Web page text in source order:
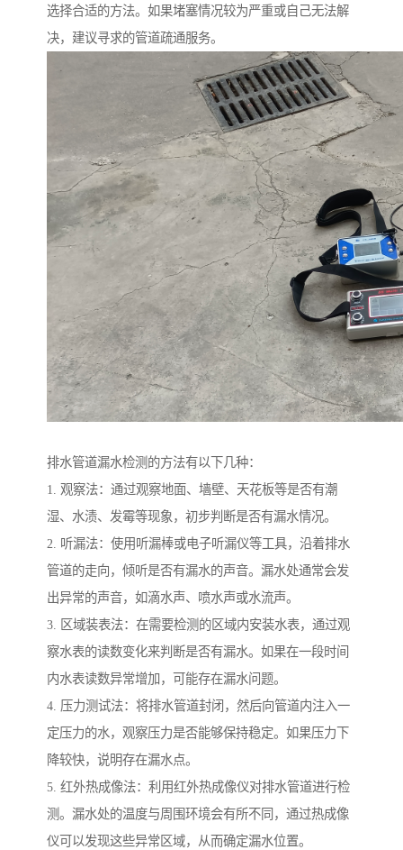
选择合适的方法。如果堵塞情况较为严重或自己无法解
决，建议寻求的管道疏通服务。
排水管道漏水检测的方法有以下几种：
1. 观察法：通过观察地面、墙壁、天花板等是否有潮
湿、水渍、发霉等现象，初步判断是否有漏水情况。
2. 听漏法：使用听漏棒或电子听漏仪等工具，沿着排水
管道的走向，倾听是否有漏水的声音。漏水处通常会发
出异常的声音，如滴水声、喷水声或水流声。
3. 区域装表法：在需要检测的区域内安装水表，通过观
察水表的读数变化来判断是否有漏水。如果在一段时间
内水表读数异常增加，可能存在漏水问题。
4. 压力测试法：将排水管道封闭，然后向管道内注入一
定压力的水，观察压力是否能够保持稳定。如果压力下
降较快，说明存在漏水点。
5. 红外热成像法：利用红外热成像仪对排水管道进行检
测。漏水处的温度与周围环境会有所不同，通过热成像
仪可以发现这些异常区域，从而确定漏水位置。